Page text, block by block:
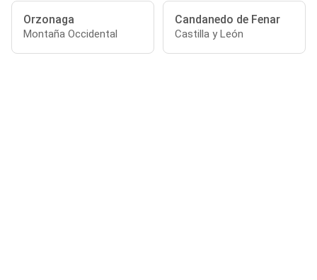
Orzonaga
Montaña Occidental
Candanedo de Fenar
Castilla y León